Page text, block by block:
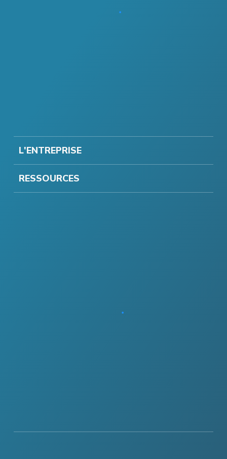
L'ENTREPRISE
RESSOURCES